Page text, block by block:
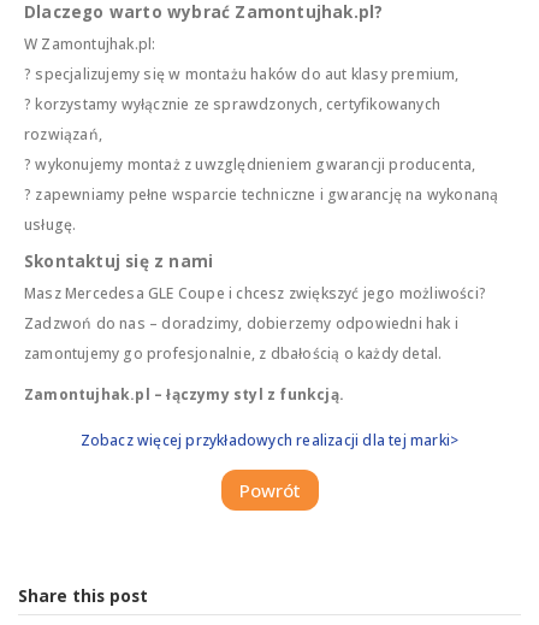
Dlaczego warto wybrać Zamontujhak.pl?
W Zamontujhak.pl:
? specjalizujemy się w montażu haków do aut klasy premium,
? korzystamy wyłącznie ze sprawdzonych, certyfikowanych
rozwiązań,
? wykonujemy montaż z uwzględnieniem gwarancji producenta,
? zapewniamy pełne wsparcie techniczne i gwarancję na wykonaną
usługę.
Skontaktuj się z nami
Masz Mercedesa GLE Coupe i chcesz zwiększyć jego możliwości?
Zadzwoń do nas – doradzimy, dobierzemy odpowiedni hak i
zamontujemy go profesjonalnie, z dbałością o każdy detal.
Zamontujhak.pl – łączymy styl z funkcją.
Zobacz więcej przykładowych realizacji dla tej marki>
Powrót
Share this post